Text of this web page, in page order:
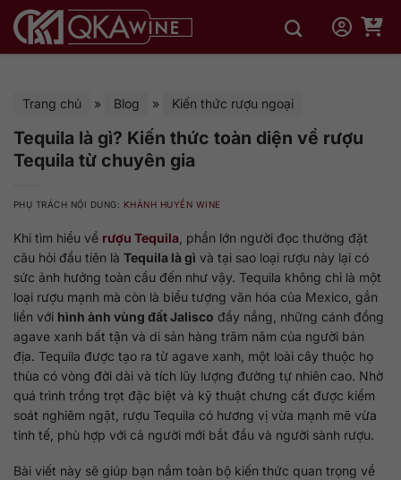
qua
Trang chủ » Blog » Kiến thức rượu ngoại
Tequila là gì? Kiến thức toàn diện về rượu
Tequila từ chuyên gia
PHỤ TRÁCH NỘI DUNG: KHÁNH HUYỀN WINE
Khi tìm hiểu về rượu Tequila , phần lớn người đọc thường đặt
câu hỏi đầu tiên là Tequila là gì và tại sao loại rượu này lại có
sức ảnh hưởng toàn cầu đến như vậy. Tequila không chỉ là một
loại rượu mạnh mà còn là biểu tượng văn hóa của Mexico, gắn
liền với hình ảnh vùng đất Jalisco đầy nắng, những cánh đồng
agave xanh bất tận và di sản hàng trăm năm của người bản
địa. Tequila được tạo ra từ agave xanh, một loài cây thuộc họ
thùa có vòng đời dài và tích lũy lượng đường tự nhiên cao. Nhờ
quá trình trồng trọt đặc biệt và kỹ thuật chưng cất được kiểm
soát nghiêm ngặt, rượu Tequila có hương vị vừa mạnh mẽ vừa
tinh tế, phù hợp với cả người mới bắt đầu và người sành rượu.
Bài viết này sẽ giúp bạn nắm toàn bộ kiến thức quan trọng về